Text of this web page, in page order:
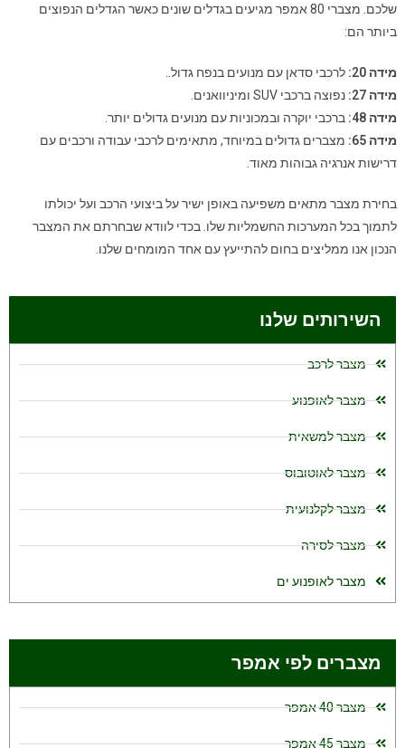
שלכם. מצברי 80 אמפר מגיעים בגדלים שונים כאשר הגדלים הנפוצים
ביותר הם:
מידה 20:
לרכבי סדאן עם מנועים בנפח גדול..
מידה 27:
נפוצה ברכבי SUV ומיניוואנים.
מידה 48:
ברכבי יוקרה ובמכוניות עם מנועים גדולים יותר.
מידה 65:
מצברים גדולים במיוחד, מתאימים לרכבי עבודה ורכבים עם
דרישות אנרגיה גבוהות מאוד.
בחירת מצבר מתאים משפיעה באופן ישיר על ביצועי הרכב ועל יכולתו
לתמוך בכל המערכות החשמליות שלו בכדי לוודא שבחרתם את המצבר
הנכון אנו ממליצים בחום להתייעץ עם אחד המומחים שלנו
השירותים שלנו
מצבר לרכב
מצבר לאופנוע
מצבר למשאית
מצבר לאוטובוס
מצבר לקלנועית
מצבר לסירה
מצבר לאופנוע ים
מצברים לפי אמפר
מצבר 40 אמפר
מצבר 45 אמפר